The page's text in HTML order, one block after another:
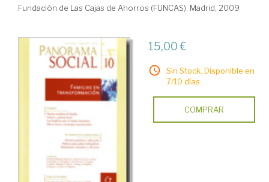
Fundación de Las Cajas de Ahorros (FUNCAS). Madrid, 2009
15,00 €
Sin Stock. Disponible en
7/10 días.
COMPRAR